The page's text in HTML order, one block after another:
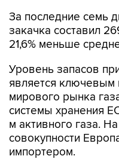
За последние семь
закачка составил
21,6% меньше
Уровень запасов
является ключевым
мирового рынка
системы хранения
м активного газа.
совокупности
импортером.